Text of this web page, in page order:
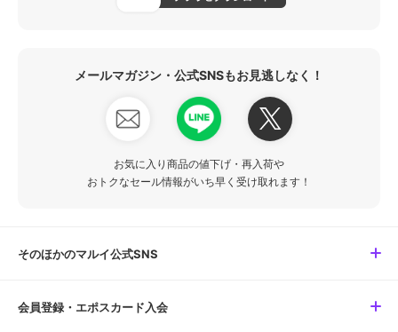
メールマガジン・公式SNSもお見逃しなく！
お気に入り商品の値下げ・再入荷や
おトクなセール情報がいち早く受け取れます！
そのほかのマルイ公式SNS
会員登録・エポスカード入会